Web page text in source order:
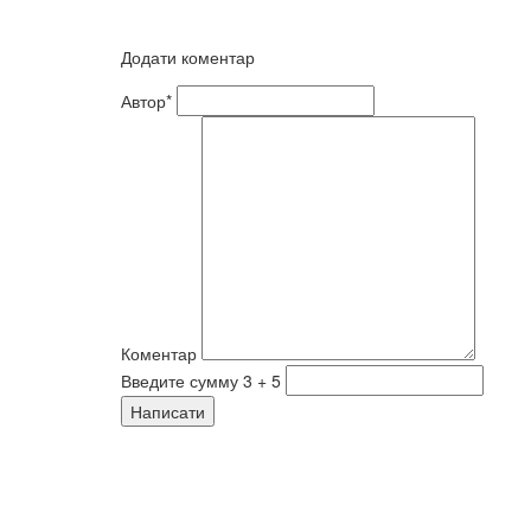
Додати коментар
Автор*
Коментар
Введите сумму 3 + 5
Написати